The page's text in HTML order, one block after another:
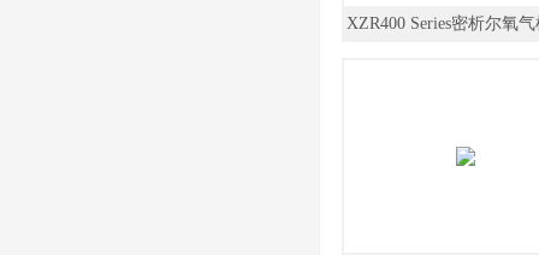
XZR400 Series密析尔氧